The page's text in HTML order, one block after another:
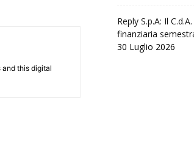
and this digital
Reply S.p.A: Il
finanziaria
30 Luglio 2026